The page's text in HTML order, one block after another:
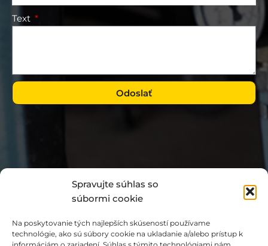
Spravujte súhlas so
súbormi cookie
Na poskytovanie tých najlepších skúseností používame
technológie, ako sú súbory cookie na ukladanie a/alebo prístup k
Text
Odoslať